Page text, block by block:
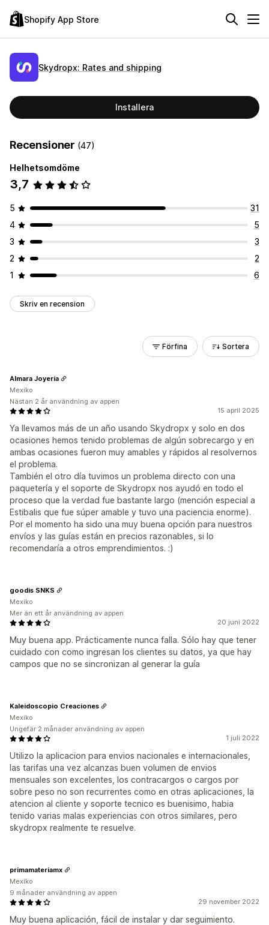
Shopify App Store
Skydropx: Rates and shipping
Installera
Recensioner (47)
Helhetsomdöme
3,7
5
31
4
5
3
3
2
2
1
6
Skriv en recension
Förfina Sortera
15 april 2025
Ya llevamos más de un año usando Skydropx y solo en dos
ocasiones hemos tenido problemas de algún sobrecargo y en
ambas ocasiones fueron muy amables y rápidos al resolvernos
el problema.
También el otro día tuvimos un problema directo con una
paquetería y el soporte de Skydropx nos ayudó en todo el
proceso que la verdad fue bastante largo (mención especial a
Estibalis que fue súper amable y tuvo una paciencia enorme).
Por el momento ha sido una muy buena opción para nuestros
envíos y las guías están en precios razonables, si lo
recomendaría a otros emprendimientos. :)
Almara Joyería
Mexiko
Nästan 2 år användning av appen
20 juni 2022
Muy buena app. Prácticamente nunca falla. Sólo hay que tener
cuidado con como ingresan los clientes su datos, ya que hay
campos que no se sincronizan al generar la guía
goodis SNKS
Mexiko
Mer än ett år användning av appen
1 juli 2022
Utilizo la aplicacion para envios nacionales e internacionales,
las tarifas una vez alcanzas buen volumen de envios
mensuales son excelentes, los contracargos o cargos por
sobre peso no son recurrentes como en otras aplicaciones, la
atencion al cliente y soporte tecnico es buenisimo, habia
tenido varias malas experiencias con otros similares, pero
skydropx realmente te resuelve.
Kaleidoscopio Creaciones
Mexiko
Ungefär 2 månader användning av appen
29 november 2022
Muy buena aplicación, fácil de instalar y dar seguimiento.
primamateriamx
Mexiko
9 månader användning av appen